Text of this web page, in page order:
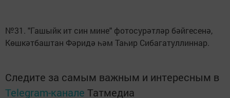
№31. "Гашыйк ит син мине" фотосурәтләр бәйгесенә,
Көшкәтбаштан Фәридә һәм Таһир Сибагатуллиннар.
Следите за самым важным и интересным в
Telegram-канале Татмедиа